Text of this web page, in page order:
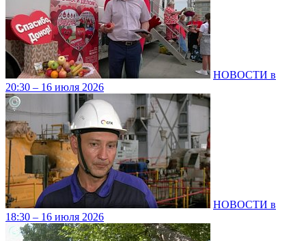
НОВОСТИ в
20:30 – 16 июля 2026
НОВОСТИ в
18:30 – 16 июля 2026